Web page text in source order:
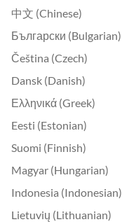
中文 (Chinese)
Български (Bulgarian)
Čeština (Czech)
Dansk (Danish)
Ελληνικά (Greek)
Eesti (Estonian)
Suomi (Finnish)
Magyar (Hungarian)
Indonesia (Indonesian)
Lietuvių (Lithuanian)